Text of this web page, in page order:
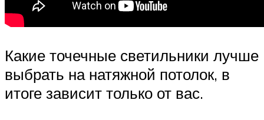
Какие точечные светильники лучше
выбрать на натяжной потолок, в
итоге зависит только от вас.